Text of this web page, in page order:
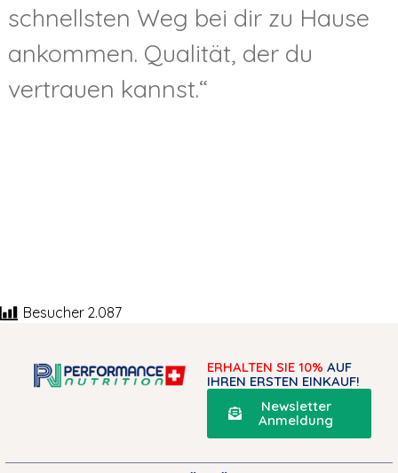
schnellsten Weg bei dir zu Hause
ankommen. Qualität, der du
vertrauen kannst.“
Besucher 2.087
ERHALTEN SIE 10% AUF
IHREN ERSTEN EINKAUF!
Newsletter
Anmeldung